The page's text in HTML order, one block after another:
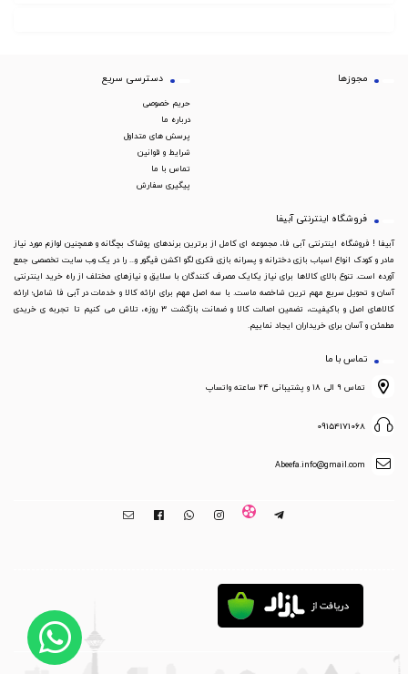
مجوزها دسترسی سریع
حریم خصوصی
درباره ما
پرسش های متداول
شرایط و قوانین
تماس با ما
پیگیری سفارش
فروشگاه اینترنتی آبیفا
آبیفا ! فروشگاه اینترنتی آبی فا، مجموعه ای کامل از برترین برندهای پوشاک بچگانه و همچنین لوازم مورد نیاز
مادر و کودک انواع اسباب بازی دخترانه و پسرانه بازی فکری لگو اکشن فیگور و... را در یک وب سایت تخصصی جمع
آورده است. تنوع بالای کالاها برای نیاز یکایک مصرف کنندگان با سلایق و نیازهای مختلف از راه خرید اینترنتی
آسان و تحویل سریع مهم ترین شاخصه ماست. با سه اصل مهم برای ارائه کالا و خدمات در آبی فا شامل؛ ارائه
کالاهای اصل و باکیفیت، تضمین اصالت کالا و ضمانت بازگشت 3 روزه، تلاش می کنیم تا تجربه ی خریدی
مطمئن و آسان برای خریداران ایجاد نماییم.
تماس با ما
تماس ۹ الی ۱۸ و پشتیبانی ۲۴ ساعته واتساپ
09154171068
Abeefa.info@gmail.com